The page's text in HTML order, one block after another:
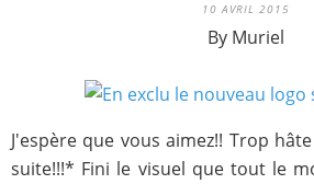
10 AVRIL 2015
By Muriel
J'espère que vous aimez!! Trop
suite!!!* Fini le visuel que tout le